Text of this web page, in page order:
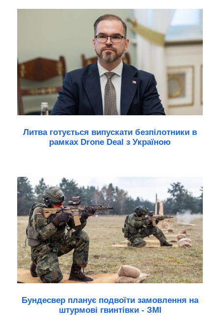
Литва готується випускати безпілотники в
рамках Drone Deal з Україною
Бундесвер планує подвоїти замовлення на
штурмові гвинтівки - ЗМІ